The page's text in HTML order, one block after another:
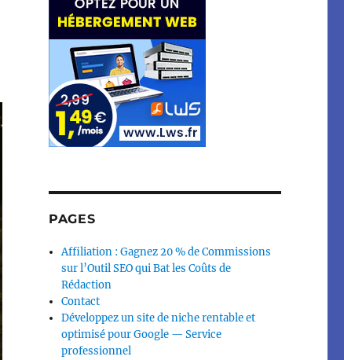
PAGES
Affiliation : Gagnez 20 % de Commissions
sur l’Outil SEO qui Bat les Coûts de
Rédaction
Contact
Développez un site de niche rentable et
optimisé pour Google — Service
professionnel